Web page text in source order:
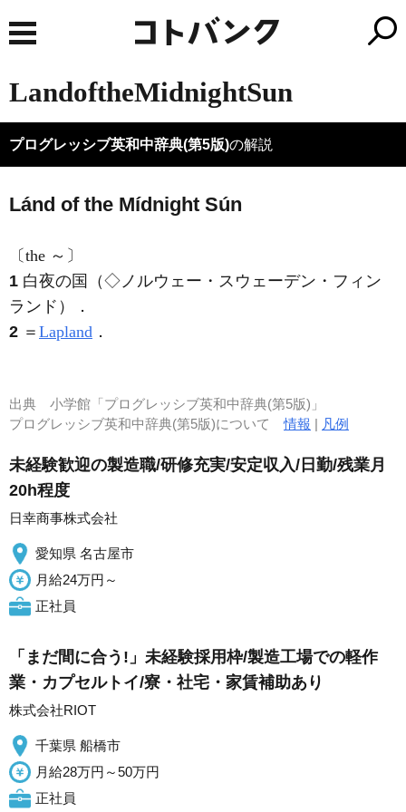
LandoftheMidnightSun
プログレッシブ英和中辞典(第5版)の解説
Lánd of the Mídnight Sún
〔the ～〕
1 白夜の国（◇ノルウェー・スウェーデン・フィン
ランド）
．
2 ＝ Lapland ．
出典 小学館「プログレッシブ英和中辞典(第5版)」
プログレッシブ英和中辞典(第5版)について情報 | 凡例
未経験歓迎の製造職/研修充実/安定収入/日勤/残業月
20h程度
日幸商事株式会社
愛知県 名古屋市
月給24万円～
正社員
「まだ間に合う!」未経験採用枠/製造工場での軽作
業・カプセルトイ/寮・社宅・家賃補助あり
株式会社RIOT
千葉県 船橋市
月給28万円～50万円
正社員